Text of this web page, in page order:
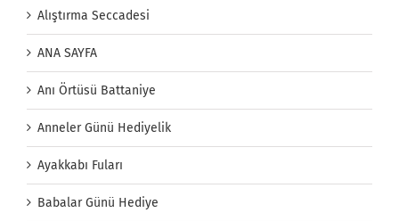
Alıştırma Seccadesi
ANA SAYFA
Anı Örtüsü Battaniye
Anneler Günü Hediyelik
Ayakkabı Fuları
Babalar Günü Hediye